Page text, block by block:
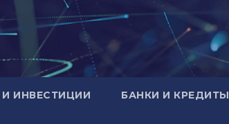
И ИНВЕСТИЦИИ БАНКИ И КРЕДИТЫ